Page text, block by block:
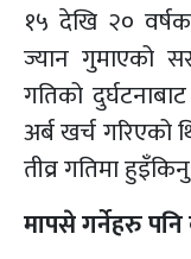
१५ देखि २०
ज्यान गुमाएको
गतिको
अर्ब खर्च गरिएको
तीव्र गतिमा
मापसे गर्नेहरु